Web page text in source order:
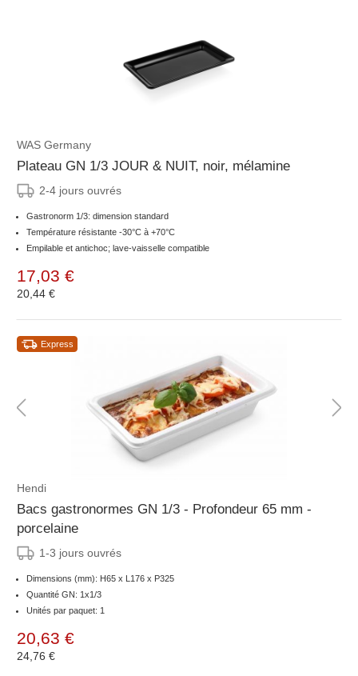
WAS Germany
Plateau GN 1/3 JOUR & NUIT, noir, mélamine
2-4 jours ouvrés
Gastronorm 1/3: dimension standard
Température résistante -30°C à +70°C
Empilable et antichoc; lave-vaisselle compatible
17,03 €
20,44 €
Express
Hendi
Bacs gastronormes GN 1/3 - Profondeur 65 mm -
porcelaine
1-3 jours ouvrés
Dimensions (mm): H65 x L176 x P325
Quantité GN: 1x1/3
Unités par paquet: 1
20,63 €
24,76 €